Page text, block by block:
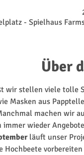
- Spielhaus
Über
wir stellen viele tolle
Masken aus
machen wir
wieder
läuft unser
Hochbeete